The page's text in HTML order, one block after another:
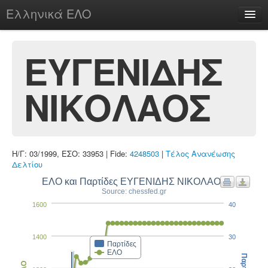
Ελληνικά ΕΛΟ
chesstu.be @ discord
Login
ΕΥΓΕΝΙΔΗΣ
ΝΙΚΟΛΑΟΣ
Η/Γ: 03/1999, ΕΣΟ: 33953 | Fide: 4248503 | Τέλος Ανανέωσης
Δελτίου
ΕΛΟ και Παρτίδες ΕΥΓΕΝΙΔΗΣ ΝΙΚΟΛΑΟΣ
Source: chessfed.gr
Παρτίδες
ΕΛΟ
1400
1600
30
40